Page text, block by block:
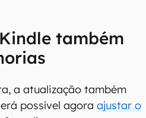
também
a atualização também
possível agoraajustar o